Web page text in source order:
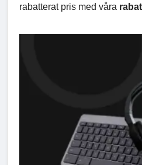
rabatterat pris med våra